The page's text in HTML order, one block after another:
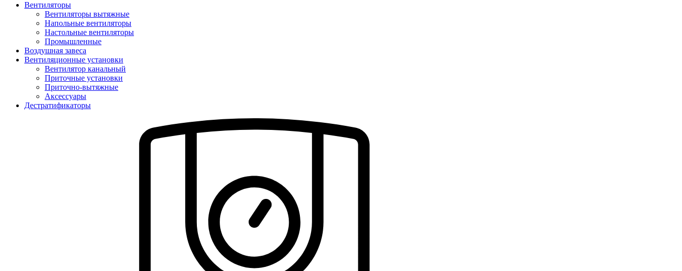
Вентиляторы
Вентиляторы вытяжные
Напольные вентиляторы
Настольные вентиляторы
Промышленные
Воздушная завеса
Вентиляционные установки
Вентилятор канальный
Приточные установки
Приточно-вытяжные
Аксессуары
Дестратификаторы